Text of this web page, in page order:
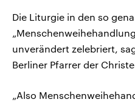
Die Liturgie in den so
unverändert zelebriert,
Berliner Pfarrer der
„Also